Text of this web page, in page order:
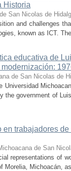
Historia
San Nicolas de
and challenges
known as ICT.
educativa de
de San Nicolas de
the government of
trabajadores
de San
representations of
Morelia, Michoacán,